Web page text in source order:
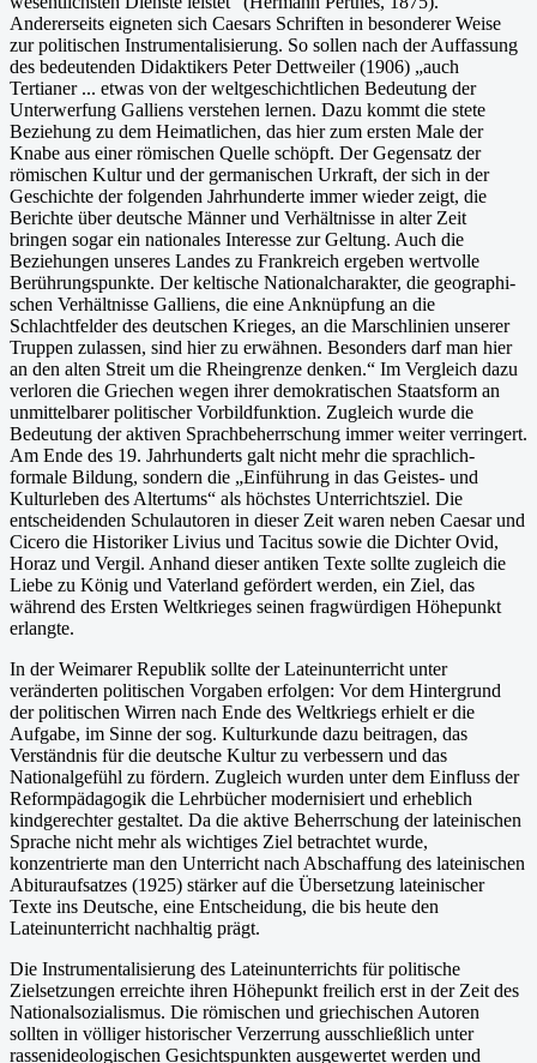
Andererseits eigneten sich Caesars Schriften in besonderer Weise
zur politischen Instrumen­talisierung. So sollen nach der Auffassung
des bedeutenden Didaktikers Peter Dettweiler (1906) „auch
Tertianer ... etwas von der weltgeschichtlichen Bedeutung der
Unterwerfung Galliens verstehen lernen. Dazu kommt die stete
Beziehung zu dem Heimatlichen, das hier zum ersten Male der
Knabe aus einer römischen Quelle schöpft. Der Gegensatz der
römischen Kultur und der germanischen Urkraft, der sich in der
Geschichte der folgenden Jahrhunderte immer wieder zeigt, die
Berichte über deutsche Männer und Verhältnisse in alter Zeit
bringen sogar ein nationales Interesse zur Geltung. Auch die
Beziehungen unseres Landes zu Frank­reich ergeben wertvolle
Berührungspunkte. Der keltische Nationalcharakter, die geographi­
schen Verhältnisse Galliens, die eine Anknüpfung an die
Schlachtfelder des deutschen Krie­ges, an die Marschlinien unserer
Truppen zulassen, sind hier zu erwähnen. Besonders darf man hier
an den alten Streit um die Rheingrenze denken.“ Im Vergleich dazu
verloren die Griechen wegen ihrer demokratischen Staatsform an
unmittelbarer politischer Vorbildfunk­tion. Zugleich wurde die
Bedeutung der aktiven Sprachbeherrschung immer weiter verringert.
Am Ende des 19. Jahrhunderts galt nicht mehr die sprachlich-
formale Bildung, sondern die „Einführung in das Geistes- und
Kulturleben des Altertums“ als höchstes Unterrichtsziel. Die
entscheidenden Schulautoren in dieser Zeit waren neben Caesar und
Cicero die Historiker Livius und Tacitus sowie die Dichter Ovid,
Horaz und Vergil. Anhand dieser antiken Texte sollte zugleich die
Liebe zu König und Vaterland gefördert werden, ein Ziel, das
während des Ersten Weltkrieges seinen fragwürdigen Höhepunkt
erlangte.
In der Weimarer Republik sollte der Lateinunterricht unter
veränderten politischen Vorgaben erfolgen: Vor dem Hintergrund
der politischen Wirren nach Ende des Weltkriegs erhielt er die
Aufgabe, im Sinne der sog. Kulturkunde dazu beitragen, das
Verständnis für die deutsche Kultur zu verbessern und das
Nationalgefühl zu fördern. Zugleich wurden unter dem Einfluss der
Reformpädagogik die Lehrbücher modernisiert und erheblich
kindgerechter gestaltet. Da die aktive Beherrschung der lateinischen
Sprache nicht mehr als wichtiges Ziel betrachtet wurde,
konzentrierte man den Unterricht nach Abschaffung des lateinischen
Abituraufsatzes (1925) stärker auf die Übersetzung lateinischer
Texte ins Deutsche, eine Entscheidung, die bis heute den
Lateinunterricht nachhaltig prägt.
Die Instrumentalisierung des Lateinunterrichts für politische
Zielsetzungen erreichte ihren Höhepunkt freilich erst in der Zeit des
Nationalsozialismus. Die römischen und griechischen Autoren
sollten in völliger historischer Verzerrung ausschließlich unter
rassenideologischen Gesichtspunkten ausgewertet werden und